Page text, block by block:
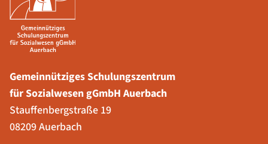
Gemeinnütziges Schulungszentrum
für Sozialwesen gGmbH Auerbach
Stauffenbergstraße 19
08209 Auerbach